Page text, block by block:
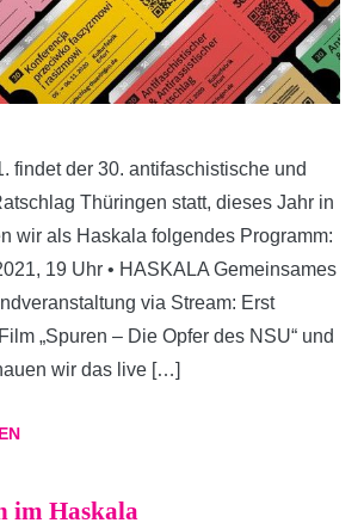
findet der 30. antifaschistische und
Thüringen statt, dieses Jahr in
wir als Haskala folgendes Programm:
19 Uhr • HASKALA Gemeinsames
via Stream: Erst
„Spuren – Die Opfer des NSU“ und
wir das live […]
im Haskala